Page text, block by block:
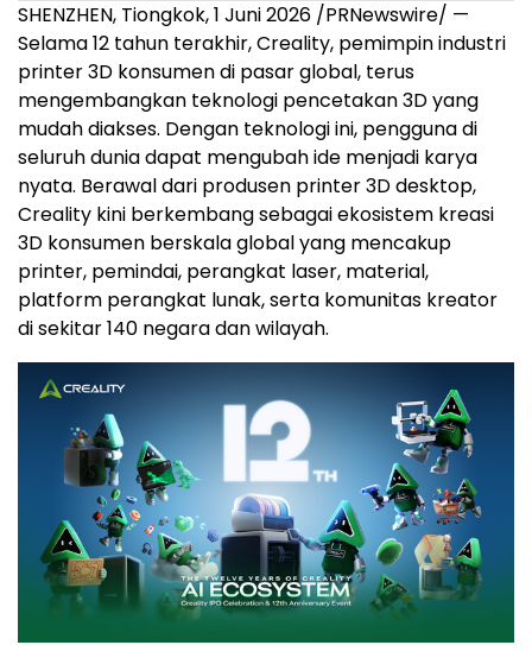
SHENZHEN, Tiongkok, 1 Juni 2026 /PRNewswire/ —
Selama 12 tahun terakhir, Creality, pemimpin industri
printer 3D konsumen di pasar global, terus
mengembangkan teknologi pencetakan 3D yang
mudah diakses. Dengan teknologi ini, pengguna di
seluruh dunia dapat mengubah ide menjadi karya
nyata. Berawal dari produsen printer 3D desktop,
Creality kini berkembang sebagai ekosistem kreasi
3D konsumen berskala global yang mencakup
printer, pemindai, perangkat laser, material,
platform perangkat lunak, serta komunitas kreator
di sekitar 140 negara dan wilayah.